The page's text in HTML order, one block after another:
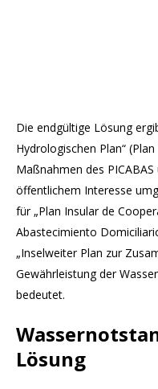
Die endgültige Lösung
Hydrologischen Plan“
Maßnahmen des
öffentlichem Interesse
für „Plan Insular de
Abastecimiento
„Inselweiter Plan zur
Gewährleistung der
bedeutet.
Lösung